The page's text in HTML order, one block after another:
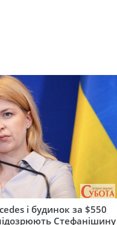
і будинок за $550
Стефанішину